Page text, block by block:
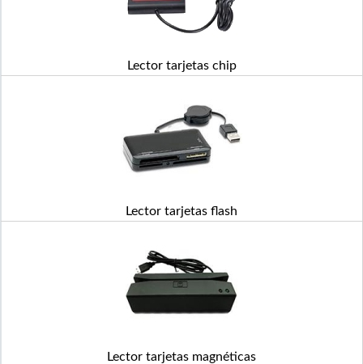
Lector tarjetas chip
Lector tarjetas flash
Lector tarjetas magnéticas